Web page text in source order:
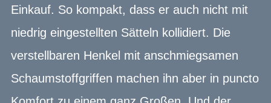
Einkauf. So kompakt, dass er auch nicht mit
niedrig eingestellten Sätteln kollidiert. Die
verstellbaren Henkel mit anschmiegsamen
Schaumstoffgriffen machen ihn aber in puncto